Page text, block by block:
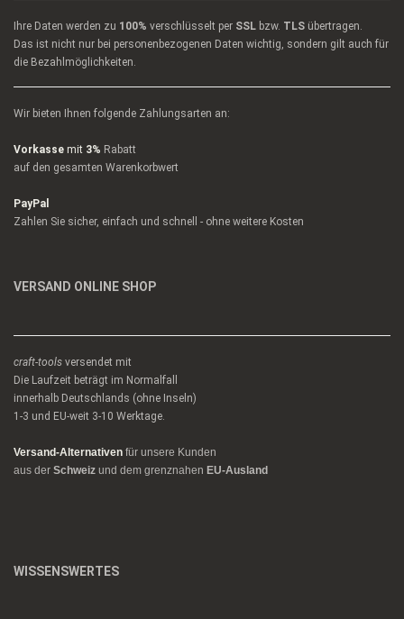
Ihre Daten werden zu 100% verschlüsselt per SSL bzw. TLS übertragen.
Das ist nicht nur bei personenbezogenen Daten wichtig, sondern gilt auch für
die Bezahlmöglichkeiten.
Wir bieten Ihnen folgende Zahlungsarten an:
Vorkasse mit 3% Rabatt
auf den gesamten Warenkorbwert
PayPal
Zahlen Sie sicher, einfach und schnell - ohne weitere Kosten
VERSAND ONLINE SHOP
craft-tools versendet mit
Die Laufzeit beträgt im Normalfall
innerhalb Deutschlands (ohne Inseln)
1-3 und EU-weit 3-10 Werktage.
Versand-Alternativen für unsere Kunden
aus der Schweiz und dem grenznahen EU-Ausland
WISSENSWERTES